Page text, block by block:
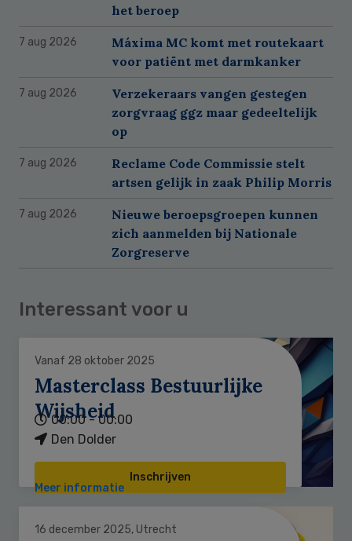
het beroep
7 aug 2026
Máxima MC komt met routekaart
voor patiënt met darmkanker
7 aug 2026
Verzekeraars vangen gestegen
zorgvraag ggz maar gedeeltelijk
op
7 aug 2026
Reclame Code Commissie stelt
artsen gelijk in zaak Philip Morris
7 aug 2026
Nieuwe beroepsgroepen kunnen
zich aanmelden bij Nationale
Zorgreserve
Interessant voor u
Vanaf 28 oktober 2025
Masterclass Bestuurlijke
Wijsheid
00:00 - 00:00
Den Dolder
Inschrijven
Meer informatie
16 december 2025, Utrecht